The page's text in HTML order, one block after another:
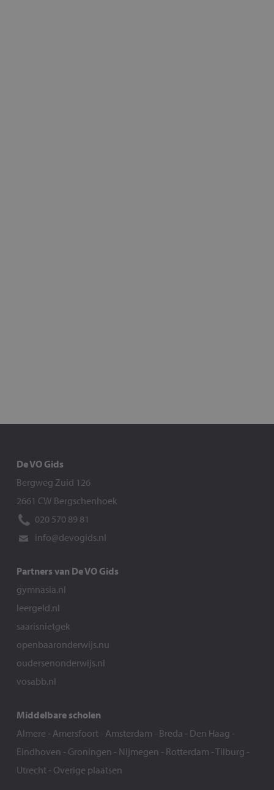
De VO Gids
Bergweg Zuid 126
2661 CW Bergschenhoek
020 570 89 81
info@devogids.nl
Partners van De VO Gids
gymnasia.nl
leergeld.nl
saarisnietgek
openbaaronderwijs.nu
oudersenonderwijs.nl
vosabb.nl
Middelbare scholen
Almere - Amersfoort- Amsterdam - Breda - Den Haag -
Eindhoven - Groningen - Nijmegen - Rotterdam -Tilburg -
Utrecht- Overige plaatsen